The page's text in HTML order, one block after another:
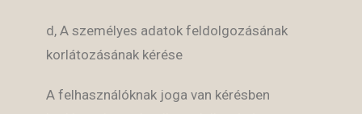
d, A személyes adatok feldolgozásának
korlátozásának kérése
A felhasználóknak joga van kérésben